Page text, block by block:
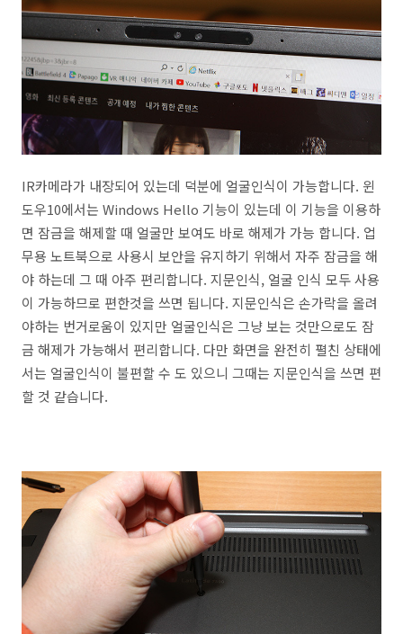
IR카메라가 내장되어 있는데 덕분에 얼굴인식이 가능합니다. 윈
도우10에서는 Windows Hello 기능이 있는데 이 기능을 이용하
면 잠금을 해제할 때 얼굴만 보여도 바로 해제가 가능 합니다. 업
무용 노트북으로 사용시 보안을 유지하기 위해서 자주 잠금을 해
야 하는데 그 때 아주 편리합니다. 지문인식, 얼굴 인식 모두 사용
이 가능하므로 편한것을 쓰면 됩니다. 지문인식은 손가락을 올려
야하는 번거로움이 있지만 얼굴인식은 그냥 보는 것만으로도 잠
금 해제가 가능해서 편리합니다. 다만 화면을 완전히 펼친 상태에
서는 얼굴인식이 불편할 수 도 있으니 그때는 지문인식을 쓰면 편
할 것 같습니다.